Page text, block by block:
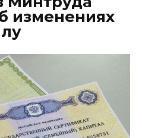
изменениях